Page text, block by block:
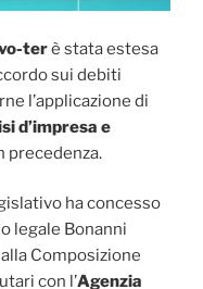
terè stata estesa
sui debiti
l’applicazione di
d’impresa e
precedenza.
ha concesso
legale Bonanni
Composizione
con l’Agenzia